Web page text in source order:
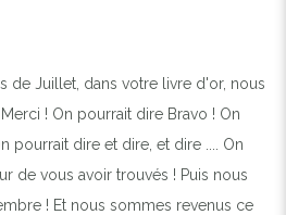
de Juillet, dans votre livre d'or, nous
! On pourrait dire Bravo ! On
pourrait dire et dire, et dire .... On
de vous avoir trouvés ! Puis nous
! Et nous sommes revenus ce